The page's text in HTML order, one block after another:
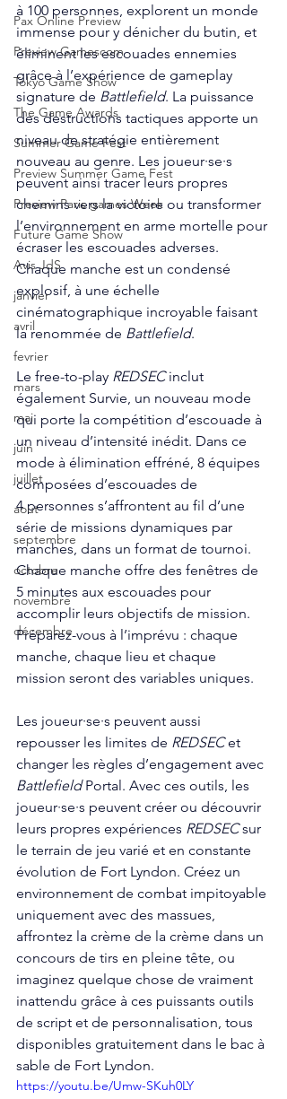
Pax Online Preview
Preview Gamescom
Tokyo Game Show
The Game Awards
Summer Game Fest
Preview Summer Game Fest
Preview Paris games Week
Future Game Show
Avis JdS
janvier
avril
fevrier
mars
mai
juin
juillet
aout
septembre
octobre
novembre
décembre
à 100 personnes, explorent un monde
immense pour y dénicher du butin, et
éliminent les escouades ennemies
grâce à l’expérience de gameplay
signature de Battlefield. La puissance
des destructions tactiques apporte un
niveau de stratégie entièrement
nouveau au genre. Les joueur·se·s
peuvent ainsi tracer leurs propres
chemins vers la victoire ou transformer
l’environnement en arme mortelle pour
écraser les escouades adverses.
Chaque manche est un condensé
explosif, à une échelle
cinématographique incroyable faisant
la renommée de Battlefield.
Le free-to-play REDSEC inclut
également Survie, un nouveau mode
qui porte la compétition d’escouade à
un niveau d’intensité inédit. Dans ce
mode à élimination effréné, 8 équipes
composées d’escouades de
4 personnes s’affrontent au fil d’une
série de missions dynamiques par
manches, dans un format de tournoi.
Chaque manche offre des fenêtres de
5 minutes aux escouades pour
accomplir leurs objectifs de mission.
Préparez-vous à l’imprévu : chaque
manche, chaque lieu et chaque
mission seront des variables uniques.
Les joueur·se·s peuvent aussi
repousser les limites de REDSEC et
changer les règles d’engagement avec
Battlefield Portal. Avec ces outils, les
joueur·se·s peuvent créer ou découvrir
leurs propres expériences REDSEC sur
le terrain de jeu varié et en constante
évolution de Fort Lyndon. Créez un
environnement de combat impitoyable
uniquement avec des massues,
affrontez la crème de la crème dans un
concours de tirs en pleine tête, ou
imaginez quelque chose de vraiment
inattendu grâce à ces puissants outils
de script et de personnalisation, tous
disponibles gratuitement dans le bac à
sable de Fort Lyndon.
https://youtu.be/Umw-SKuh0LY